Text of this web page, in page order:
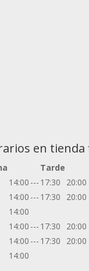
en tienda
Tarde
14:00 --- 17:30
20:00
14:00 --- 17:30
20:00
14:00
14:00 --- 17:30
20:00
14:00 --- 17:30
20:00
14:00